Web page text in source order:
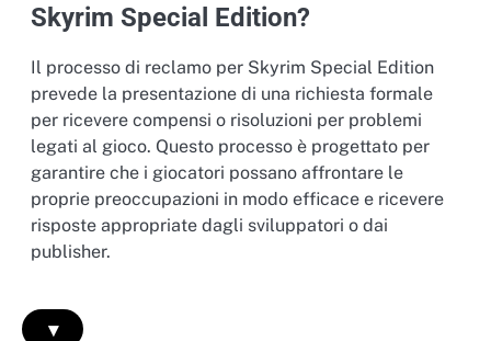
Skyrim Special Edition?
Il processo di reclamo per Skyrim Special Edition
prevede la presentazione di una richiesta formale
per ricevere compensi o risoluzioni per problemi
legati al gioco. Questo processo è progettato per
garantire che i giocatori possano affrontare le
proprie preoccupazioni in modo efficace e ricevere
risposte appropriate dagli sviluppatori o dai
publisher.
▾